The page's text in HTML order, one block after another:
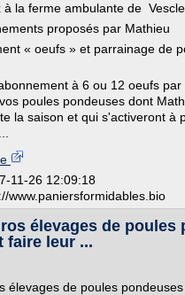
à la ferme ambulante de
proposés par Mathieu
« oeufs » et parrainage de
à 6 ou 12 oeufs
poules pondeuses dont
la saison et qui s'activeront à
11-26 12:09:18
www.paniersformidables.bio
élevages de poules
faire leur ...
élevages de poules